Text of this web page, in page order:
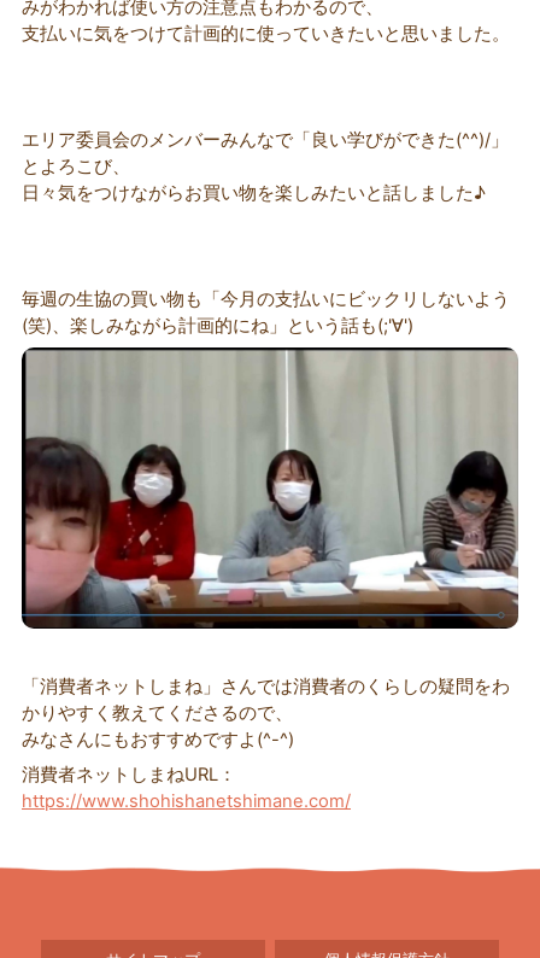
みがわかれば使い方の注意点もわかるので、
支払いに気をつけて計画的に使っていきたいと思いました。
エリア委員会のメンバーみんなで「良い学びができた(^^)/」
とよろこび、
日々気をつけながらお買い物を楽しみたいと話しました♪
毎週の生協の買い物も「今月の支払いにビックリしないよう
(笑)、楽しみながら計画的にね」という話も(;'∀')
「消費者ネットしまね」さんでは消費者のくらしの疑問をわ
かりやすく教えてくださるので、
みなさんにもおすすめですよ(^-^)
消費者ネットしまねURL：
https://www.shohishanetshimane.com/